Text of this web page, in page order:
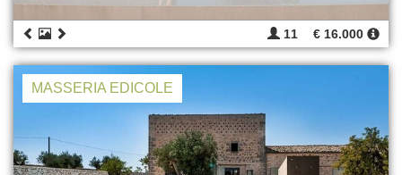
11 € 16.000
MASSERIA EDICOLE